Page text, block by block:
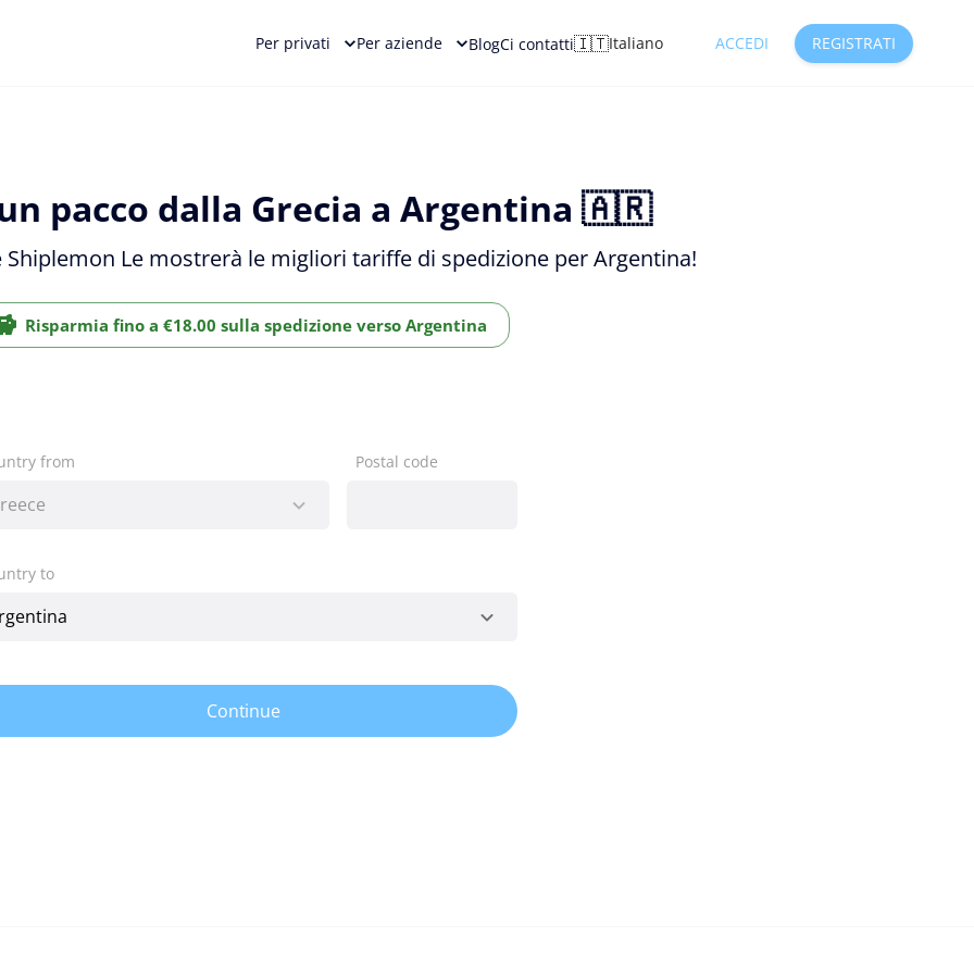
Per privati Per aziende BlogCi contatti🇮🇹Italiano ACCEDI REGISTRATI
pacco dalla Grecia a Argentina 🇦🇷
Shiplemon Le mostrerà le migliori tariffe di spedizione per Argentina!
Risparmia fino a €18.00 sulla spedizione verso Argentina
from Postal code
to
Continue